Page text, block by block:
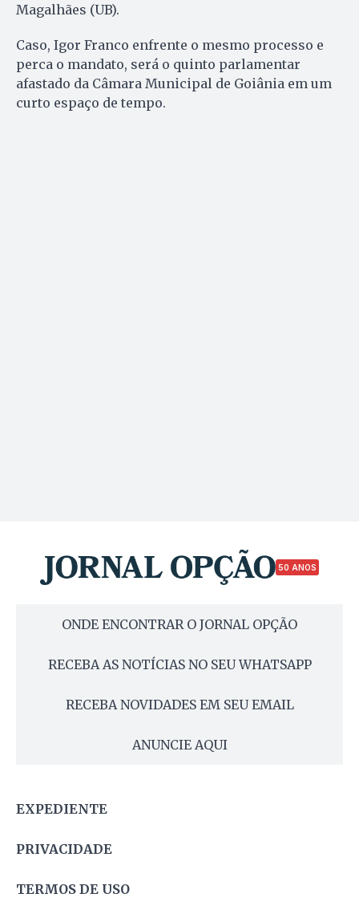
Magalhães (UB).
Caso, Igor Franco enfrente o mesmo processo e
perca o mandato, será o quinto parlamentar
afastado da Câmara Municipal de Goiânia em um
curto espaço de tempo.
50 ANOS
ONDE ENCONTRAR O JORNAL OPÇÃO
RECEBA AS NOTÍCIAS NO SEU WHATSAPP
RECEBA NOVIDADES EM SEU EMAIL
ANUNCIE AQUI
EXPEDIENTE
PRIVACIDADE
TERMOS DE USO